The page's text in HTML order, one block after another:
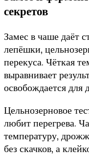
секретов
Замес в чаше даёт
лепёшки,
перекуса. Чёткая
выравнивает
освобождается для
Цельнозерновое
любит перегрева.
температуру,
без скачков, а